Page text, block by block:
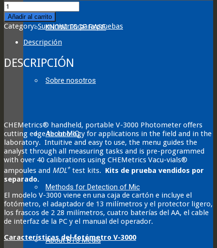
KNOWLEDGE BASE
Sobre nosotros
About MIC
Methods for Detection of Mic
About BTS Media
V-
3000
Photometer
quantity
Añadir al carrito
Category:Suministros para pruebas
Descripción
DESCRIPCIÓN
CHEMetrics® handheld, portable V-3000 Photometer offers
cutting edge technology for applications in the field and in the
laboratory. Intuitive and easy to use, the menu guides the
analyst through all measuring tasks and is pre-programmed
with over 40 calibrations using CHEMetrics Vacu-vials®
ampoules and MDL+test kits. Kits de prueba vendidos por
separado.
El modelo V-3000 viene en una caja de cartón e incluye el
fotómetro, el adaptador de 13 milímetros y el protector ligero,
los frascos de 2 28 milímetros, cuatro baterías del AA, el cable
de interfaz de la PC y el manual del operador.
Características del fotómetro V-3000